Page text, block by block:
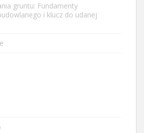
gruntu: Fundamenty
i klucz do udanej